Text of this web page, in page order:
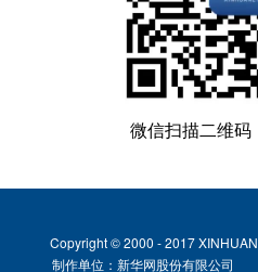
微信扫描二维码
Copyright © 2000 - 2017
制作单位：新华网股份有限公司